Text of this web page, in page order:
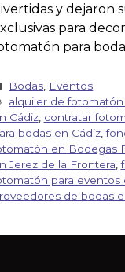
y dejaron
para
para
Bodas Eventos
alquiler de
Cádiz, contratar
bodas en Cádiz,
en Bodegas
Jerez de la Frontera ,
para eventos
de bodas